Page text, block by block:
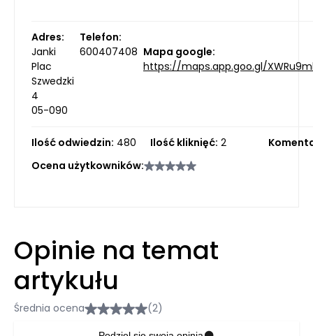
Adres:
Janki
Plac
Szwedzki
4
05-090
Telefon:
600407408 Mapa google:
https://maps.app.goo.gl/
Ilość odwiedzin: 480 Ilość kliknięć: 2
Ocena użytkowników:
Opinie na temat
artykułu
Średnia ocena (2)